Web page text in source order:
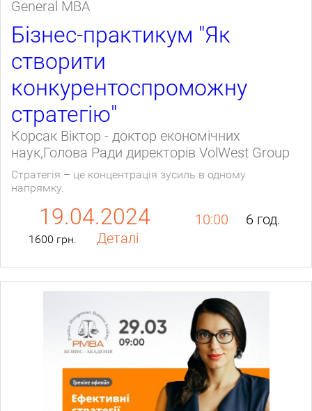
General МВА
Бізнес-практикум "Як
створити
конкурентоспроможну
стратегію"
Корсак Віктор - доктор економічних
наук,Голова Ради директорів VolWest Group
Стратегія – це концентрація зусиль в одному
напрямку.
19.04.2024 10:00 6 год.
1600 грн. Деталі